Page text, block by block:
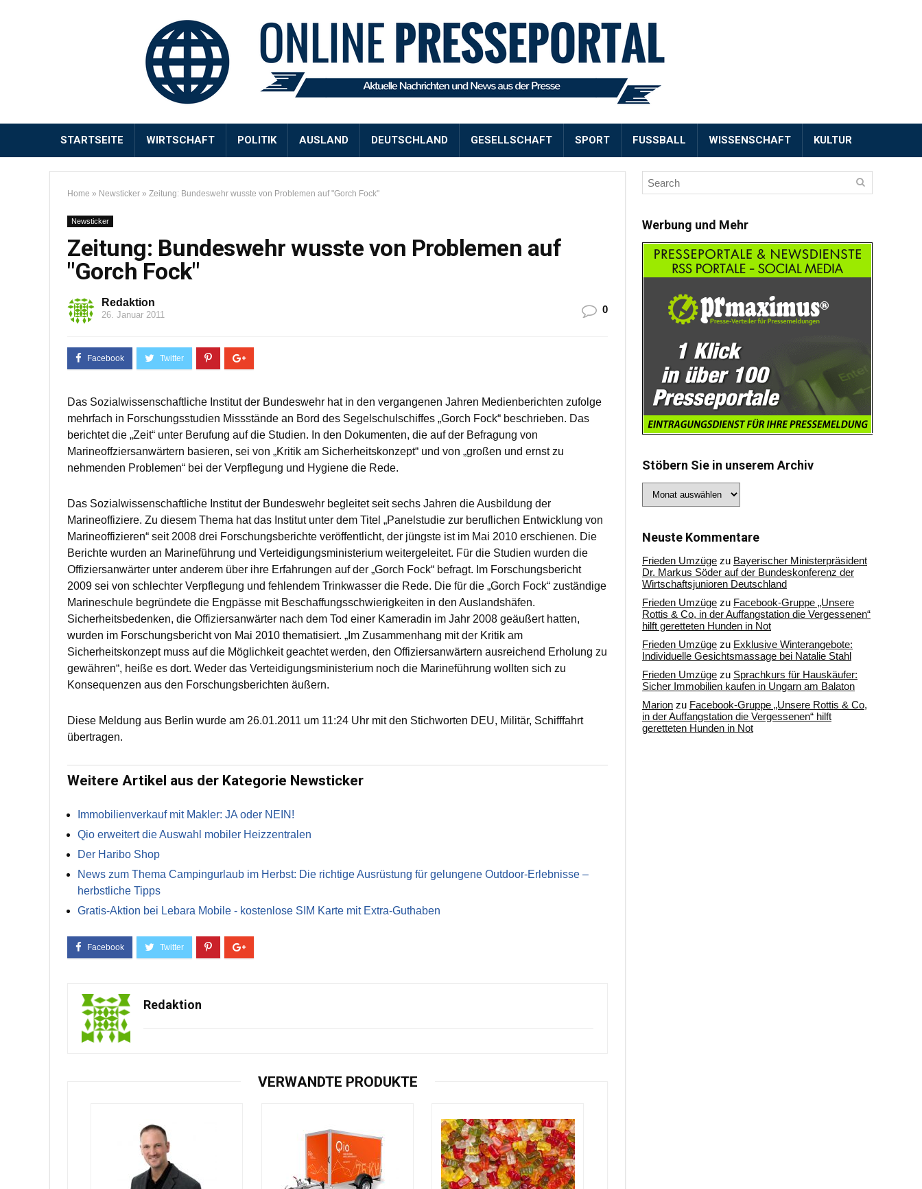
STARTSEITE WIRTSCHAFT POLITIK AUSLAND DEUTSCHLAND GESELLSCHAFT SPORT FUSSBALL WISSENSCHAFT KULTUR
Home » Newsticker » Zeitung: Bundeswehr wusste von Problemen auf "Gorch Fock"
Newsticker
Zeitung: Bundeswehr wusste von Problemen auf
"Gorch Fock"
Redaktion
26. Januar 2011 0
Das Sozialwissenschaftliche Institut der Bundeswehr hat in den vergangenen Jahren Medienberichten zufolge
mehrfach in Forschungsstudien Missstände an Bord des Segelschulschiffes „Gorch Fock“ beschrieben. Das
berichtet die „Zeit“ unter Berufung auf die Studien. In den Dokumenten, die auf der Befragung von
Marineoffziersanwärtern basieren, sei von „Kritik am Sicherheitskonzept“ und von „großen und ernst zu
nehmenden Problemen“ bei der Verpflegung und Hygiene die Rede.
Das Sozialwissenschaftliche Institut der Bundeswehr begleitet seit sechs Jahren die Ausbildung der
Marineoffiziere. Zu diesem Thema hat das Institut unter dem Titel „Panelstudie zur beruflichen Entwicklung von
Marineoffizieren“ seit 2008 drei Forschungsberichte veröffentlicht, der jüngste ist im Mai 2010 erschienen. Die
Berichte wurden an Marineführung und Verteidigungsministerium weitergeleitet. Für die Studien wurden die
Offiziersanwärter unter anderem über ihre Erfahrungen auf der „Gorch Fock“ befragt. Im Forschungsbericht
2009 sei von schlechter Verpflegung und fehlendem Trinkwasser die Rede. Die für die „Gorch Fock“ zuständige
Marineschule begründete die Engpässe mit Beschaffungsschwierigkeiten in den Auslandshäfen.
Sicherheitsbedenken, die Offiziersanwärter nach dem Tod einer Kameradin im Jahr 2008 geäußert hatten,
wurden im Forschungsbericht von Mai 2010 thematisiert. „Im Zusammenhang mit der Kritik am
Sicherheitskonzept muss auf die Möglichkeit geachtet werden, den Offiziersanwärtern ausreichend Erholung zu
gewähren“, heiße es dort. Weder das Verteidigungsministerium noch die Marineführung wollten sich zu
Konsequenzen aus den Forschungsberichten äußern.
Diese Meldung aus Berlin wurde am 26.01.2011 um 11:24 Uhr mit den Stichworten DEU, Militär, Schifffahrt
übertragen.
Weitere Artikel aus der Kategorie Newsticker
Immobilienverkauf mit Makler: JA oder NEIN!
Qio erweitert die Auswahl mobiler Heizzentralen
Der Haribo Shop
News zum Thema Campingurlaub im Herbst: Die richtige Ausrüstung für gelungene Outdoor-Erlebnisse –
herbstliche Tipps
Gratis-Aktion bei Lebara Mobile - kostenlose SIM Karte mit Extra-Guthaben
Redaktion
VERWANDTE PRODUKTE
Werbung und Mehr
Stöbern Sie in unserem Archiv
Sie
Archiv
Neuste Kommentare
Frieden Umzüge zu Bayerischer Ministerpräsident
Dr. Markus Söder auf der Bundeskonferenz der
Wirtschaftsjunioren Deutschland
Frieden Umzüge zu Facebook-Gruppe „Unsere
Rottis & Co, in der Auffangstation die Vergessenen“
hilft geretteten Hunden in Not
Frieden Umzüge zu Exklusive Winterangebote:
Individuelle Gesichtsmassage bei Natalie Stahl
Frieden Umzüge zu Sprachkurs für Hauskäufer:
Sicher Immobilien kaufen in Ungarn am Balaton
Marion zu Facebook-Gruppe „Unsere Rottis & Co,
in der Auffangstation die Vergessenen“ hilft
geretteten Hunden in Not